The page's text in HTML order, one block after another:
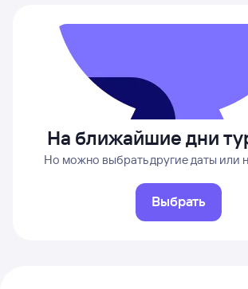
На ближайшие дни
Но можно выбрать другие даты или
Выбрать